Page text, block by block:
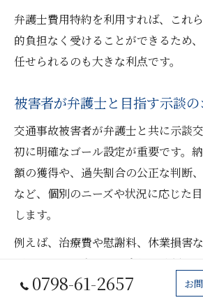
弁護士費用特約を利用すれば、これ
的負担なく受けることができるため
任せられるのも大きな利点です。
被害者が弁護士と目指す示談
交通事故被害者が弁護士と共に示談
初に明確なゴール設定が重要です。
額の獲得や、過失割合の公正な判断
など、個別のニーズや状況に応じた
します。
例えば、治療費や慰謝料、休業損害
項目ごとに目安となる金額を確認し
示額が妥当かどうかを弁護士と検討
0798-61-2657 お